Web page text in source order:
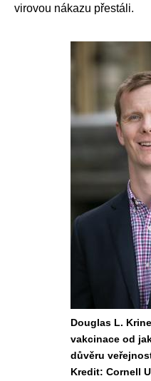
virovou nákazu přestáli.
Douglas L.
vakcinace od
důvěru
Kredit: Cornell